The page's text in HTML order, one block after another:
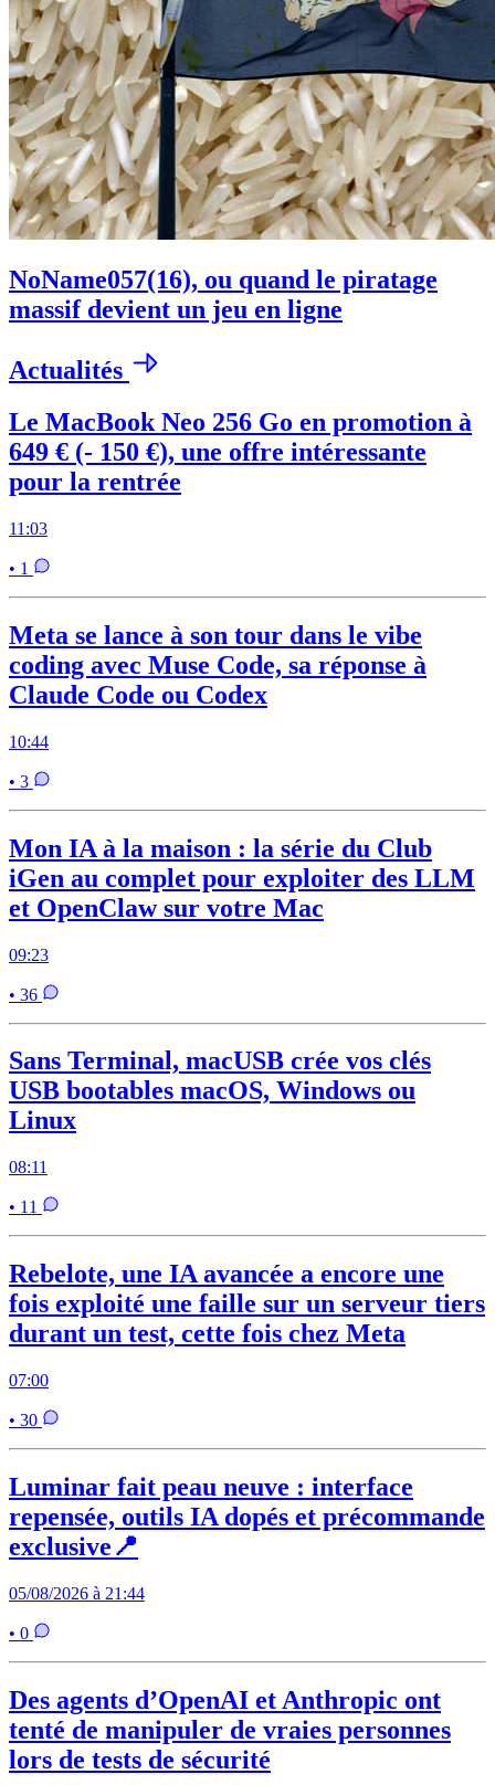
NoName057(16), ou quand le piratage
massif devient un jeu en ligne
Actualités
Le MacBook Neo 256 Go en promotion à
649 € (- 150 €), une offre intéressante
pour la rentrée
11:03
• 1
Meta se lance à son tour dans le vibe
coding avec Muse Code, sa réponse à
Claude Code ou Codex
10:44
• 3
Mon IA à la maison : la série du Club
iGen au complet pour exploiter des LLM
et OpenClaw sur votre Mac
09:23
• 36
Sans Terminal, macUSB crée vos clés
USB bootables macOS, Windows ou
Linux
08:11
• 11
Rebelote, une IA avancée a encore une
fois exploité une faille sur un serveur tiers
durant un test, cette fois chez Meta
07:00
• 30
Luminar fait peau neuve : interface
repensée, outils IA dopés et précommande
exclusive📍
05/08/2026 à 21:44
• 0
Des agents d’OpenAI et Anthropic ont
tenté de manipuler de vraies personnes
lors de tests de sécurité